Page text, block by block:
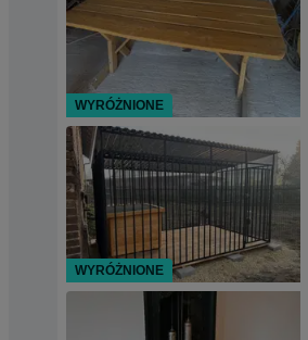
WYRÓŻNIONE
WYRÓŻNIONE